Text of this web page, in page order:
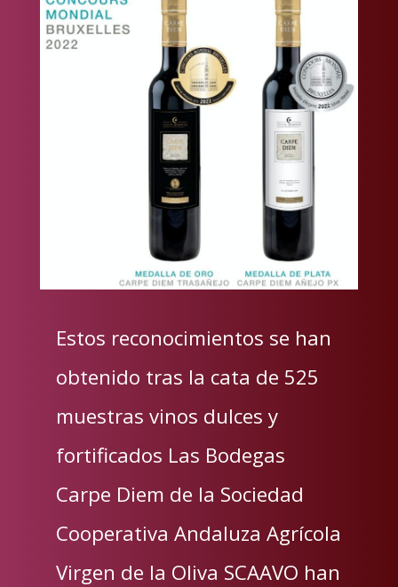
Estos reconocimientos se han
obtenido tras la cata de 525
muestras vinos dulces y
fortificados Las Bodegas
Carpe Diem de la Sociedad
Cooperativa Andaluza Agrícola
Virgen de la Oliva SCAAVO han